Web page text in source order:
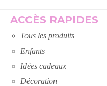
ACCÈS RAPIDES
Tous les produits
Enfants
Idées cadeaux
Décoration